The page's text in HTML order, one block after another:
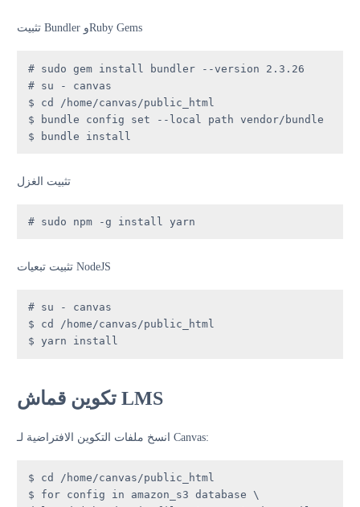
تثبيت Bundler وRuby Gems
# sudo gem install bundler --version 2.3.26
# su - canvas
$ cd /home/canvas/public_html
$ bundle config set --local path vendor/bundle
$ bundle install
تثبيت الغزل
# sudo npm -g install yarn
تثبيت تبعيات NodeJS
# su - canvas
$ cd /home/canvas/public_html
$ yarn install
تكوين قماش LMS
انسخ ملفات التكوين الافتراضية لـ Canvas:
$ cd /home/canvas/public_html
$ for config in amazon_s3 database \